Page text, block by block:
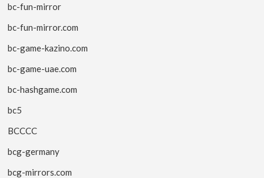
bc-fun-mirror
bc-fun-mirror.com
bc-game-kazino.com
bc-game-uae.com
bc-hashgame.com
bc5
BCCCC
bcg-germany
bcg-mirrors.com